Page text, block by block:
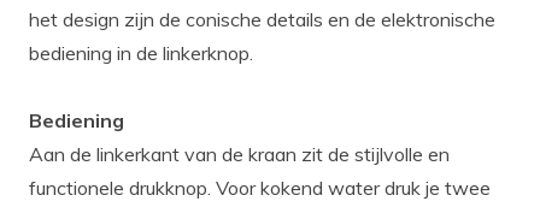
het design zijn de conische details en de elektronische
bediening in de linkerknop.
Bediening
Aan de linkerkant van de kraan zit de stijlvolle en
functionele drukknop. Voor kokend water druk je twee